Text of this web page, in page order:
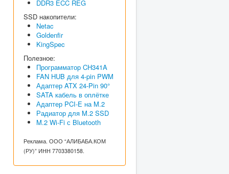
DDR3 ECC REG
SSD накопители:
Netac
Goldenfir
KingSpec
Полезное:
Программатор CH341A
FAN HUB для 4-pin PWM
Адаптер ATX 24-Pin 90°
SATA кабель в оплётке
Адаптер PCI-E на M.2
Радиатор для M.2 SSD
M.2 Wi-Fi с Bluetooth
Реклама. ООО “АЛИБАБА.КОМ
(РУ)” ИНН 7703380158.